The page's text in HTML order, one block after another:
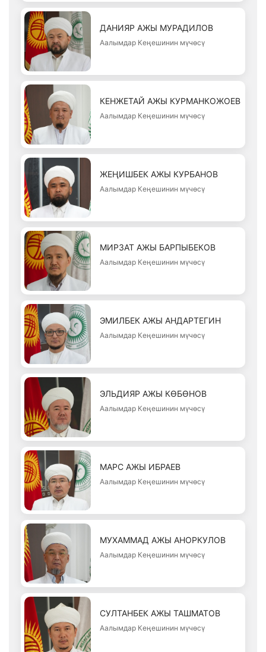
ДАНИЯР АЖЫ МУРАДИЛОВ
Аалымдар Кеңешинин мүчөсү
КЕНЖЕТАЙ АЖЫ КУРМАНКОЖОЕВ
Аалымдар Кеңешинин мүчөсү
ЖЕҢИШБЕК АЖЫ КУРБАНОВ
Аалымдар Кеңешинин мүчөсү
МИРЗАТ АЖЫ БАРПЫБЕКОВ
Аалымдар Кеңешинин мүчөсү
ЭМИЛБЕК АЖЫ АНДАРТЕГИН
Аалымдар Кеңешинин мүчөсү
ЭЛЬДИЯР АЖЫ КӨБӨНОВ
Аалымдар Кеңешинин мүчөсү
МАРС АЖЫ ИБРАЕВ
Аалымдар Кеңешинин мүчөсү
МУХАММАД АЖЫ АНОРКУЛОВ
Аалымдар Кеңешинин мүчөсү
СУЛТАНБЕК АЖЫ ТАШМАТОВ
Аалымдар Кеңешинин мүчөсү